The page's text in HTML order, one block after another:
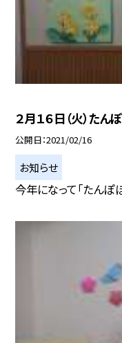
２月１６日（火）た
公開日 2021/02/16
お知らせ
今年になって「たんぽ